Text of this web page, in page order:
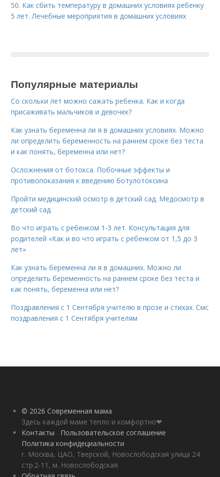
50. Как сбить температуру в домашних условиях ребенку
5 лет. Лечебные мероприятия в домашних условиях
Популярные материалы
Со скольки лет можно сажать ребенка. Как и когда
присаживать мальчиков и девочек?
Как узнать беременна ли я в домашних условиях. Можно
ли определить беременность на раннем сроке без теста
и как понять, беременна или нет?
Осложнения от ботокса. Побочные эффекты и
противопоказания к введению ботулотоксина
Пройти медицинский осмотр в детский сад. Медосмотр в
детский сад
Во что играть с ребенком 1-3 лет. Консультация для
родителей «Как и во что играть с ребенком от 1,5 до 3
лет»
Как узнать беременна ли я в домашних. Можно ли
определить беременность на раннем сроке без теста и
как понять, беременна или нет?
Поздравления с 1 Сентября учителю в прозе и стихах. Смс
поздравления с 1 Сентября учителям
© 2026 Современная мама
Здесь каждой маме тепло и комфортно❤
Контакты
Пользовательское соглашение
Политика конфидециальности
г. Москва, ЦАО, Тверской, Новослободская улица 24
стр.2-11, м. Новослободская